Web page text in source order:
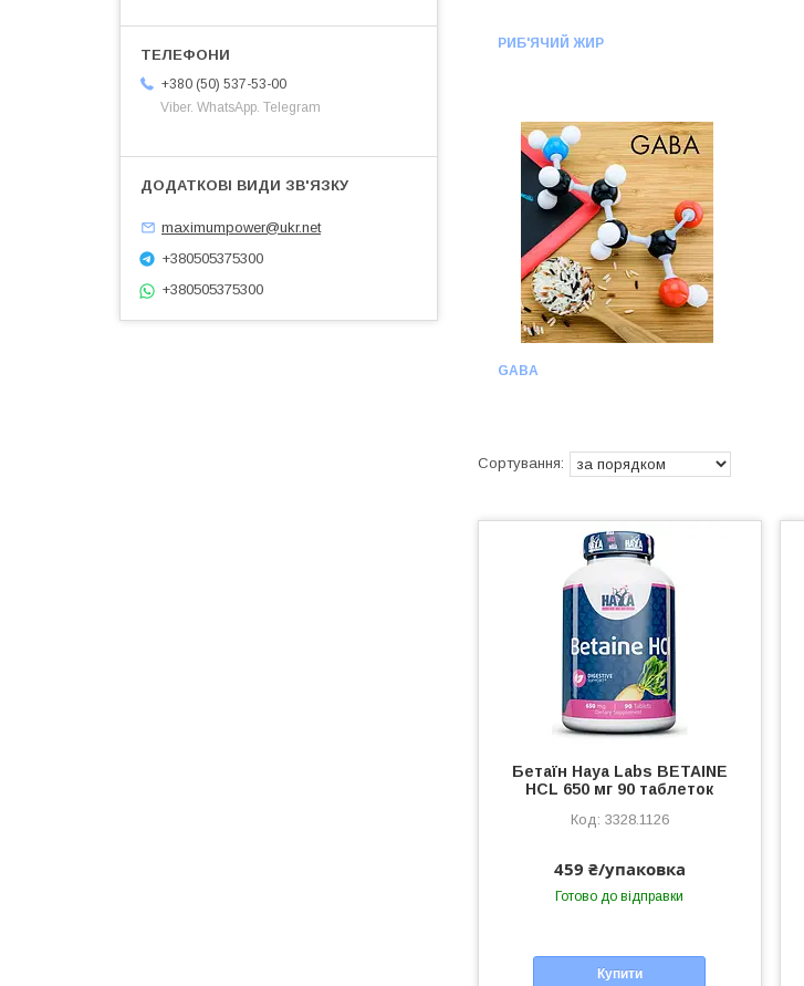
РИБ'ЯЧИЙ ЖИР
GABA
Бетаїн Haya Labs BETAINE
HCL 650 мг 90 таблеток
3328.1126
459 ₴/упаковка
Готово до відправки
Купити
+380 (50) 537-53-00
Viber. WhatsApp. Telegram
maximumpower@ukr.net
+380505375300
+380505375300